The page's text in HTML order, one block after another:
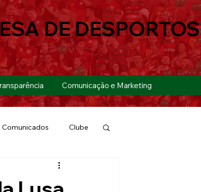
Comunicação e Marketing
DE DESPORTOS
Comunicados Clube